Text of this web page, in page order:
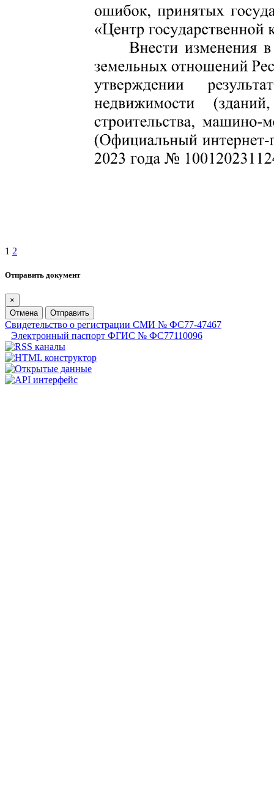
1 2
Отправить документ
×
Отмена
Отправить
Свидетельство о регистрации СМИ № ФС77-47467
Электронный паспорт ФГИС № ФС77110096